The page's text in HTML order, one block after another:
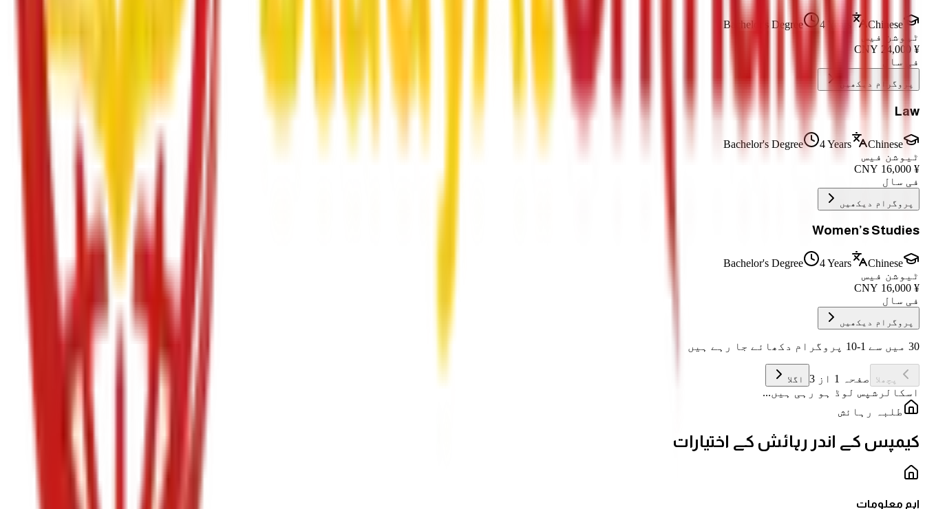
Bachelor's Degree 4 Years
Chinese
ٹیوشن فیس
¥
24,000
فی سال
پروگرام دیکھیں
Law
Bachelor's Degree 4 Years
Chinese
ٹیوشن فیس
¥
16,000
فی سال
پروگرام دیکھیں
Women’s Studies
Bachelor's Degree 4 Years
Chinese
ٹیوشن فیس
¥
16,000
فی سال
پروگرام دیکھیں
30 میں سے 1-10 پروگرام دکھائے جا رہے ہیں
پچھلا صفحہ 1 از 3 اگلا
اسکالرشپس لوڈ ہو رہی ہیں...
طلبہ رہائش
کیمپس کے اندر رہائش کے اختیارات
اہم معلومات